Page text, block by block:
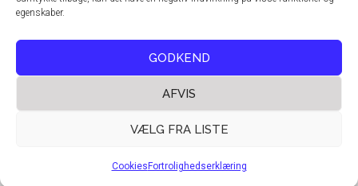
egenskaber.
GODKEND
AFVIS
VÆLG FRA LISTE
Cookies Fortrolighedserklæring